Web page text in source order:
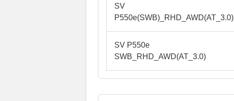
SV
P550e(SWB)_RHD_AWD(AT_3.0)
SV P550e
SWB_RHD_AWD(AT_3.0)